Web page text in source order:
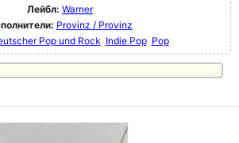
Лейбл: Warner
Provinz / Provinz
Pop und Rock Indie Pop Pop